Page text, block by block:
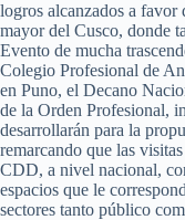
logros alcanzados a favor
mayor del Cusco, donde
Evento de mucha
Colegio Profesional de
en Puno, el Decano
de la Orden Profesional,
desarrollarán para la
remarcando que las
CDD, a nivel nacional,
espacios que le
sectores tanto público